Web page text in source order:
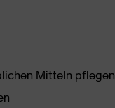
Mitteln pflegen